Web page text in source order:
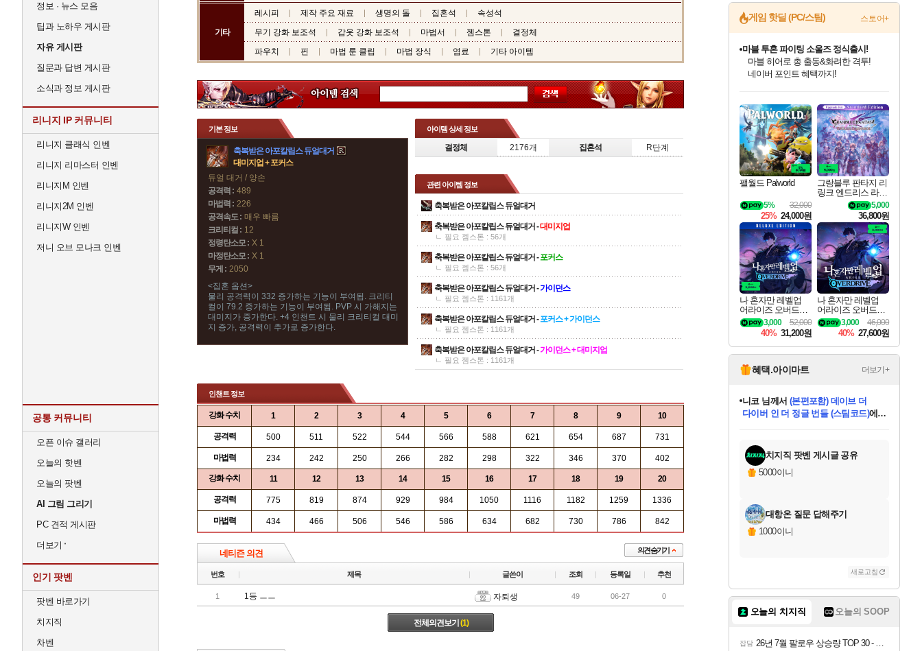
정보 · 뉴스 모음
팁과 노하우 게시판
자유 게시판
질문과 답변 게시판
소식과 정보 게시판
리니지 IP 커뮤니티
리니지 클래식 인벤
리니지 리마스터 인벤
리니지M 인벤
리니지2M 인벤
리니지W 인벤
저니 오브 모나크 인벤
공통 커뮤니티
오픈 이슈 갤러리
오늘의 핫벤
오늘의 팟벤
AI 그림 그리기
PC 견적 게시판
더보기
인기 팟벤
팟벤 바로가기
치지직
차벤
기타
레시피 제작 주요 재료 생명의 돌 집혼석
속성석
무기 강화 보조석
갑옷 강화 보조석 마법서 젬스톤
결정체
파우치
핀 마법 룬 클립 마법 장식 염료 기타 아이템
기본 정보
축복받은 아포칼립스 듀얼대거
대미지업 + 포커스
듀얼 대거 / 양손
공격력 : 489
마법력 : 226
공격속도 : 매우 빠름
크리티컬 : 12
정령탄소모 : X 1
마정탄소모 : X 1
무게 : 2050
<집혼 옵션>
물리 공격력이 332 증가하는 기능이 부여됨. 크리티
컬이 79.2 증가하는 기능이 부여됨. PVP 시 가해지는
대미지가 증가한다. +4 인챈트 시 물리 크리티컬 대미
지 증가, 공격력이 추가로 증가한다.
아이템 상세 정보
결정체 2176개 집혼석 R단계
관련 아이템 정보
축복받은 아포칼립스 듀얼대거
축복받은 아포칼립스 듀얼대거 -대미지업
ㄴ 필요 젬스톤 : 56개
축복받은 아포칼립스 듀얼대거 -포커스
ㄴ 필요 젬스톤 : 56개
축복받은 아포칼립스 듀얼대거 -가이던스
ㄴ 필요 젬스톤 : 1161개
축복받은 아포칼립스 듀얼대거 -포커스 + 가이던스
ㄴ 필요 젬스톤 : 1161개
축복받은 아포칼립스 듀얼대거 -가이던스 + 대미지업
ㄴ 필요 젬스톤 : 1161개
인챈트 정보
강화 수치 1 2 3 4 5 6 7 8 9 10
공격력 500 511 522 544 566 588 621 654 687 731
마법력 234 242 250 266 282 298 322 346 370 402
강화 수치 11 12 13 14 15 16 17 18 19 20
공격력 775 819 874 929 984 1050 1116 1182 1259 1336
마법력 434 466 506 546 586 634 682 730 786 842
네티즌 의견
번호 제목 글쓴이 조회 등록일 추천
1 1등 ㅡㅡ 자퇴생 49 06-27 0
전체의견보기 (1)
게임 핫딜 (PC/스팀) 스토어+
최대 90% 할인가를 만나보세요!
네이버혜택과 함께 만나보세요!
50%할인&추가 적립까지!
마블 투혼 파이팅 소울즈 정식출시!
마블 히어로 총 출동&화려한 격투!
네이버 포인트 혜택까지!
이니&베니 혜택까지!
네이버 혜택가와 함께 예약하세요!
할인&네이버혜택으로 만나보세요!
네이버페이 혜택과 만나보세요!
40주년 프로모션으로 만나보세요!
할인가에 만나보세요!
일부 에디션 상시 할인!
혜택으로 예약 판매 중
편안하게 충전하세요
팰월드 Palworld
32,000
5%
25% 24,000원
그랑블루 판타지 리
링크 엔드리스 라그
나로크 업그레이드
킷 Granblue Fantasy
Relink Endless Ragn
arok Upgrade Kit DL
C
5,000
36,800원
나 혼자만 레벨업
어라이즈 오버드라
이브 디럭스 에디션
Solo Leveling Arise
Overdrive Deluxe Edi
tion
52,000
3,000
40% 31,200원
나 혼자만 레벨업
어라이즈 오버드라
이브 Solo Leveling A
rise
46,000
3,000
40% 27,600원
혜택.아이마트 더보기+
교환.
당첨되셨습니다.
니코님께서 (본편포함) 데이브 더
다이버 인 더 정글 번들 (스팀코드)에
당첨되셨습니다.
당첨되셨습니다.
당첨되셨습니다.
당첨되셨습니다.
당첨되셨습니다.
에디션 (스팀코드)를 교환.
당첨되셨습니다.
치지직 팟벤 게시글 공유
5000이니
대항온 질문 답해주기
1000이니
새로고침
오늘의 치지직 오늘의 SOOP
잡담 26년 7월 팔로우 상승량 TOP 30 - 월간 치지직